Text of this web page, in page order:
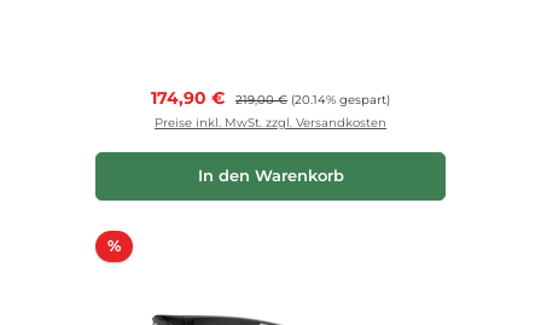
Verkaufspreis:
174,90 € Regulärer Preis:
219,00 € (20.14% gespart)
Preise inkl. MwSt. zzgl. Versandkosten
In den Warenkorb
%Rabatt